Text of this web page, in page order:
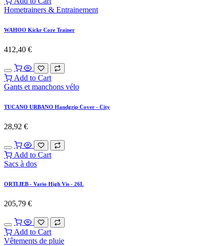
Hometrainers & Entrainement
WAHOO Kickr Core Trainer
412,40 €
Add to Cart
Gants et manchons vélo
TUCANO URBANO Handgrip Cover - City
28,92 €
Add to Cart
Sacs à dos
ORTLIEB - Vario High Vis - 26L
205,79 €
Add to Cart
Vêtements de pluie